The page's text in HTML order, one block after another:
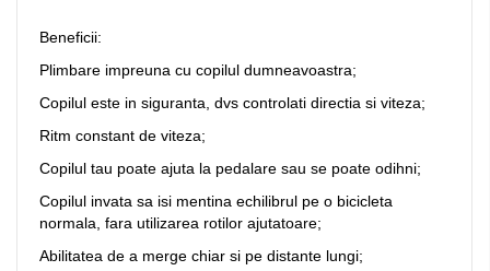
Beneficii:
Plimbare impreuna cu copilul dumneavoastra;
Copilul este in siguranta, dvs controlati directia si viteza;
Ritm constant de viteza;
Copilul tau poate ajuta la pedalare sau se poate odihni;
Copilul invata sa isi mentina echilibrul pe o bicicleta
normala, fara utilizarea rotilor ajutatoare;
Abilitatea de a merge chiar si pe distante lungi;